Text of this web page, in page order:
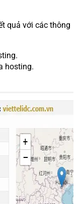
quả với các thông
hosting.